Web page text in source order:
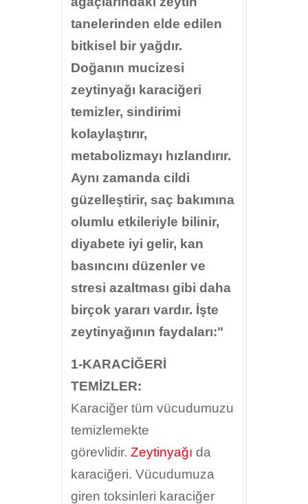
tanelerinden elde edilen
bitkisel bir yağdır.
Doğanın mucizesi
zeytinyağı karaciğeri
temizler, sindirimi
kolaylaştırır,
metabolizmayı hızlandırır.
Aynı zamanda cildi
güzelleştirir, saç bakımına
olumlu etkileriyle bilinir,
diyabete iyi gelir, kan
basıncını düzenler ve
stresi azaltması gibi daha
birçok yararı vardır. İşte
zeytinyağının faydaları:"
1-KARACİĞERİ
TEMİZLER:
Karaciğer tüm vücudumuzu
temizlemekte
görevlidir. Zeytinyağı da
karaciğeri. Vücudumuza
giren toksinleri karaciğer